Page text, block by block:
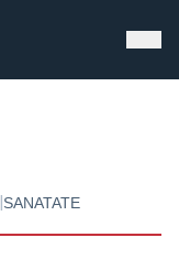
|SANATATE